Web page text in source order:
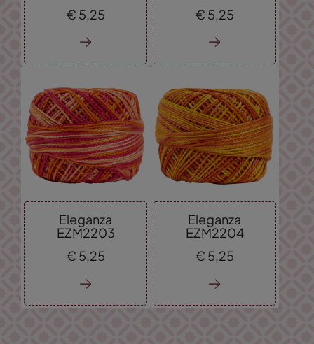
€ 5,25
€ 5,25
Eleganza
EZM2203
€ 5,25
Eleganza
EZM2204
€ 5,25